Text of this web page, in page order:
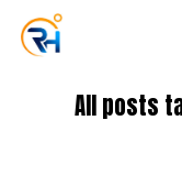
All posts